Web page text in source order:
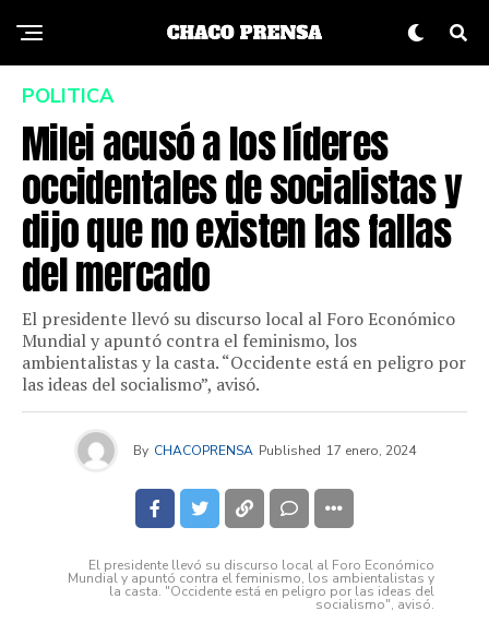
POLITICA
Milei acusó a los líderes
occidentales de socialistas y
dijo que no existen las fallas
del mercado
El presidente llevó su discurso local al Foro Económico
Mundial y apuntó contra el feminismo, los
ambientalistas y la casta. “Occidente está en peligro por
las ideas del socialismo”, avisó.
By CHACOPRENSA Published 17 enero, 2024
El presidente llevó su discurso local al Foro Económico
Mundial y apuntó contra el feminismo, los ambientalistas y
la casta. "Occidente está en peligro por las ideas del
socialismo", avisó.